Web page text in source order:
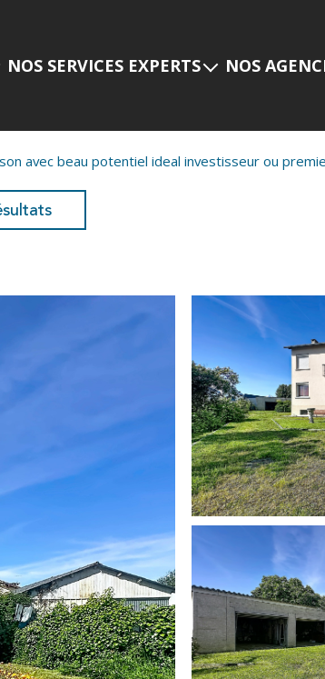
NOS SERVICES EXPERTS
Viager
NOS
avec beau potentiel ideal investisseur ou